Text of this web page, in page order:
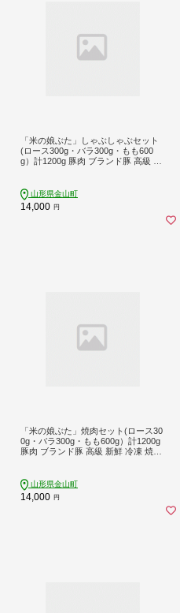
「米の娘ぶた」しゃぶしゃぶセット
(ロース300g・バラ300g・もも600
g）計1200g 豚肉 ブランド豚 高級 新
山形県金山町
14,000 円
「米の娘ぶた」焼肉セット(ロース30
0g・バラ300g・もも600g）計1200g
豚肉 ブランド豚 高級 新鮮 冷凍 焼き
山形県金山町
14,000 円